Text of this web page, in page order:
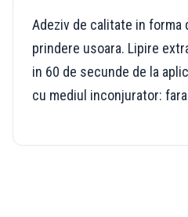
Adeziv de calitate in forma
prindere usoara. Lipire
in 60 de secunde de la
cu mediul inconjurator: